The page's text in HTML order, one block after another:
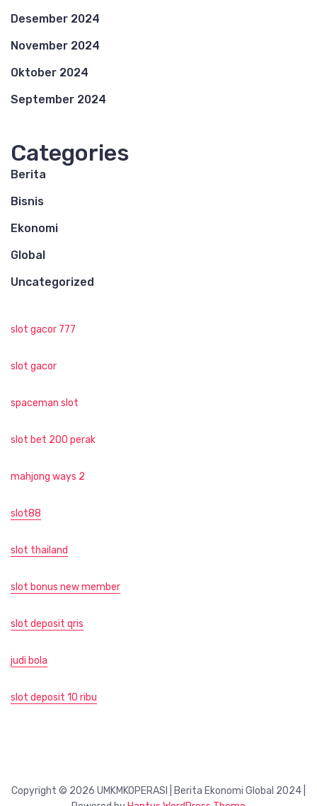
Desember 2024
November 2024
Oktober 2024
September 2024
Categories
Berita
Bisnis
Ekonomi
Global
Uncategorized
slot gacor 777
slot gacor
spaceman slot
slot bet 200 perak
mahjong ways 2
slot88
slot thailand
slot bonus new member
slot deposit qris
judi bola
slot deposit 10 ribu
Copyright © 2026 UMKMKOPERASI | Berita Ekonomi Global 2024 |